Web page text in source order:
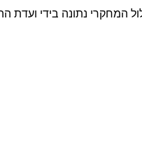
המחקרי נתונה בידי ועדת